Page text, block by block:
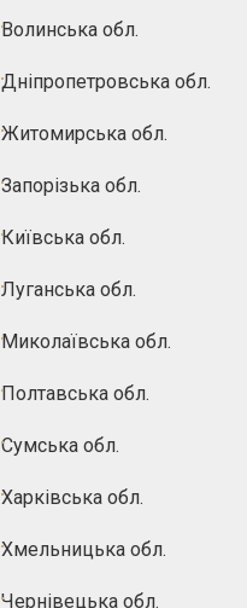
Волинська обл.
Дніпропетровська обл.
Житомирська обл.
Запорізька обл.
Київська обл.
Луганська обл.
Миколаївська обл.
Полтавська обл.
Сумська обл.
Харківська обл.
Хмельницька обл.
Чернівецька обл.